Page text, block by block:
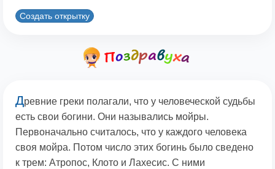
Создать открытку
Древние греки полагали, что у человеческой судьбы
есть свои богини. Они назывались мойры.
Первоначально считалось, что у каждого человека
своя мойра. Потом число этих богинь было сведено
к трем: Атропос, Клото и Лахесис. С ними